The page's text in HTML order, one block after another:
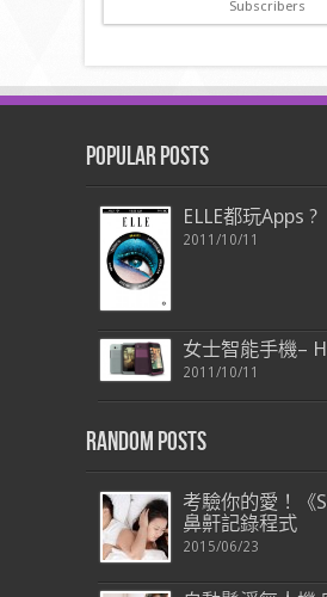
Subscribers
Popular Posts
ELLE都玩Apps ?
2011/10/11
女士智能手機–
2011/10/11
Random Posts
考驗你的愛！《
鼻鼾記錄程式
2015/06/23